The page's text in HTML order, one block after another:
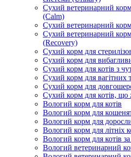
Сухий ветеринарний
(Calm)
Сухий ветеринарний
Сухий ветеринарний
(Recovery)
Сухий корм для
Сухий корм для
Сухий корм для котів з
Сухий корм для вагітних
Сухий корм для
Сухий корм для котів, що
Вологий корм для котів
Вологий корм для
Вологий корм для
Вологий корм для літніх
Вологий корм для котів
Вологий ветеринарний